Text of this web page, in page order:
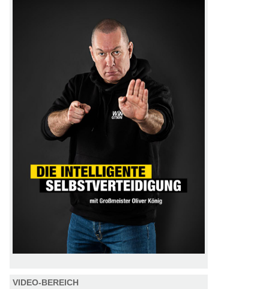
VIDEO-BEREICH